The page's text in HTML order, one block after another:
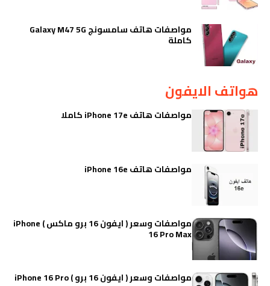
مواصفات هاتف سامسونج Galaxy M47 5G
كاملة
هواتف الايفون
مواصفات هاتف iPhone 17e كاملا
مواصفات هاتف iPhone 16e
مواصفات وسعر ( ايفون 16 برو ماكس ) iPhone
16 Pro Max
مواصفات وسعر ( ايفون 16 برو ) iPhone 16 Pro